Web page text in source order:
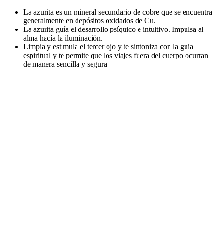
La azurita es un mineral secundario de cobre que se encuentra
generalmente en depósitos oxidados de Cu.
La azurita guía el desarrollo psíquico e intuitivo. Impulsa al
alma hacía la iluminación.
Limpia y estimula el tercer ojo y te sintoniza con la guía
espiritual y te permite que los viajes fuera del cuerpo ocurran
de manera sencilla y segura.